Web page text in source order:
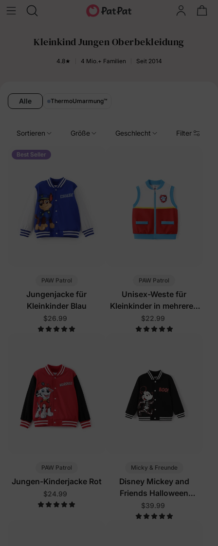
Kleinkind Jungen Oberbekleidung
4.8★ 4 Mio.+ Familien Seit 2014
Alle ThermoUmarmung™
Sortieren Größe Geschlecht Filter
Best Seller
PAW Patrol
Jungenjacke für
Kleinkinder Blau
$26.99
PAW Patrol
Unisex-Weste für
Kleinkinder in mehreren
Farben
$22.99
PAW Patrol
Jungen-Kinderjacke Rot
$24.99
Micky & Freunde
Disney Mickey and
Friends Halloween
Kleinkind/Kind Junge
Glow In The Dark
$39.99